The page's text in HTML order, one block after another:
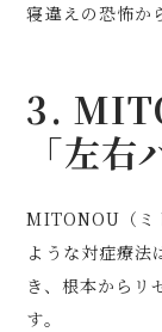
寝違えの恐怖か
3.
「左右
MITONOU（ミ
ような対症療法
き、根本からリ
す。